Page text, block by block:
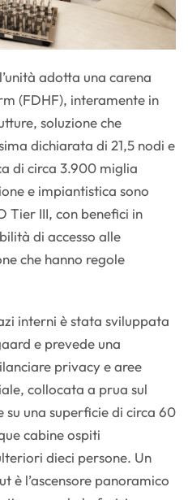
adotta una carena
(FDHF), interamente in
soluzione che
dichiarata di 21,5 nodi e
di circa 3.900 miglia
e impiantistica sono
Tier III, con benefici in
di accesso alle
che hanno regole
interni è stata sviluppata
e prevede una
privacy e aree
collocata a prua sul
su una superficie di circa 60
cabine ospiti
dieci persone. Un
è l’ascensore panoramico